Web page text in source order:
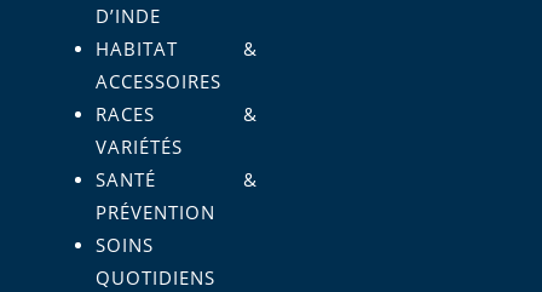
D’INDE
HABITAT &
ACCESSOIRES
RACES &
VARIÉTÉS
SANTÉ &
PRÉVENTION
SOINS
QUOTIDIENS